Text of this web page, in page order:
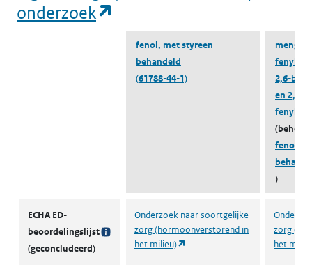
onderzoek
fenol, met styreen
behandeld
(61788-44-1)
2,6-
en
fenol,
)
ECHA ED-
beoordelingslijst
(geconcludeerd)
Onderzoek naar soortgelijke
zorg (hormoonverstorend in
het milieu)
(opent in een nieuw tabblad)
zorg
het